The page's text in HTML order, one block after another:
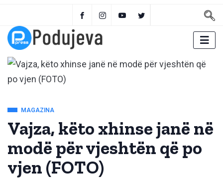
MAGAZINA
Vajza, këto xhinse janë në
modë për vjeshtën që po
vjen (FOTO)